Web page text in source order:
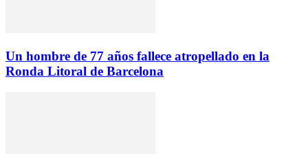
Un hombre de 77 años fallece atropellado en la
Ronda Litoral de Barcelona